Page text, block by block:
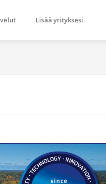
Lisää yrityksesi
Next